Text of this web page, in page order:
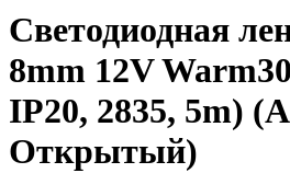
Светодиодная
8mm 12V
IP20, 2835, 5m)
Открытый)